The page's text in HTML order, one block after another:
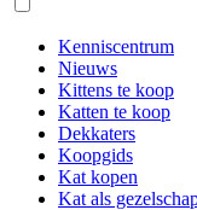
Kenniscentrum
Nieuws
Kittens te koop
Katten te koop
Dekkaters
Koopgids
Kat kopen
Kat als